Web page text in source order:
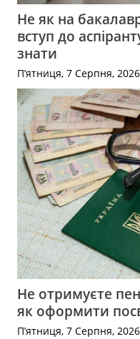
Не як на
вступ до
знати
П’ятниця, 7 Серпня, 2026
Не отримуєте
як оформити
П’ятниця, 7 Серпня, 2026